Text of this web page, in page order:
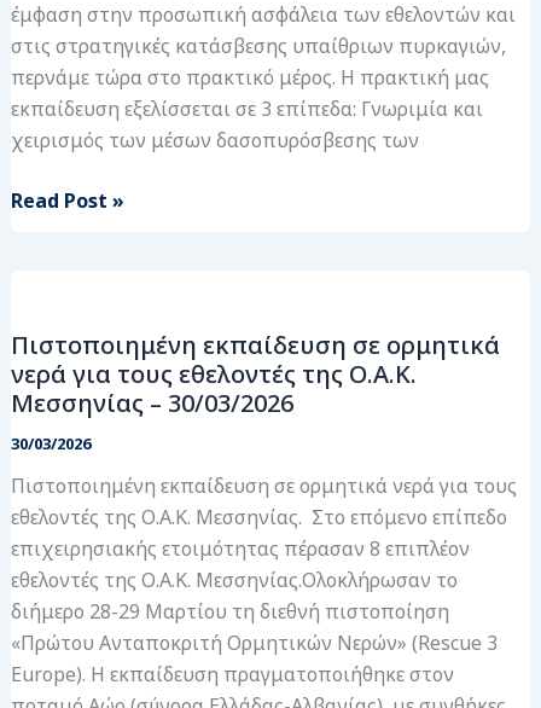
έμφαση στην προσωπική ασφάλεια των εθελοντών και
στις στρατηγικές κατάσβεσης υπαίθριων πυρκαγιών,
περνάμε τώρα στο πρακτικό μέρος. Η πρακτική μας
εκπαίδευση εξελίσσεται σε 3 επίπεδα: Γνωριμία και
χειρισμός των μέσων δασοπυρόσβεσης των
Read Post »
Πιστοποιημένη εκπαίδευση σε ορμητικά
νερά για τους εθελοντές της Ο.Α.Κ.
Μεσσηνίας – 30/03/2026
30/03/2026
Πιστοποιημένη εκπαίδευση σε ορμητικά νερά για τους
εθελοντές της Ο.Α.Κ. Μεσσηνίας. Στο επόμενο επίπεδο
επιχειρησιακής ετοιμότητας πέρασαν 8 επιπλέον
εθελοντές της Ο.Α.Κ. Μεσσηνίας.Ολοκλήρωσαν το
διήμερο 28-29 Μαρτίου τη διεθνή πιστοποίηση
«Πρώτου Ανταποκριτή Ορμητικών Νερών» (Rescue 3
Europe). Η εκπαίδευση πραγματοποιήθηκε στον
σε
ορμητικά
νερά
για
τους
εθελοντές
Ο.Α.Κ.
Μεσσηνίας
30/03/2026